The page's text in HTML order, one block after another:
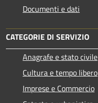
Documenti e dati
CATEGORIE DI SERVIZIO
Anagrafe e stato civile
Cultura e tempo libero
Imprese e Commercio